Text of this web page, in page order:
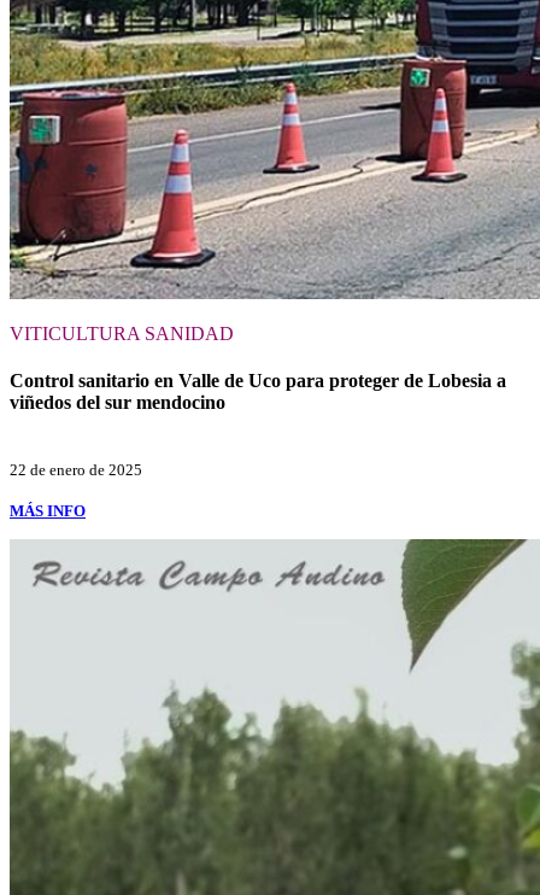
VITICULTURA SANIDAD
Control sanitario en Valle de Uco para proteger de Lobesia a
viñedos del sur mendocino
22 de enero de 2025
MÁS INFO